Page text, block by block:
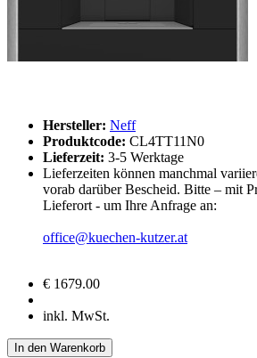
Hersteller: Neff
Produktcode: CL4TT11N0
Lieferzeit: 3-5 Werktage
Lieferzeiten können manchmal
vorab darüber Bescheid. Bitte – mit
Lieferort - um Ihre Anfrage an:
office@kuechen-kutzer.at
€ 1679.00
inkl. MwSt.
In den Warenkorb